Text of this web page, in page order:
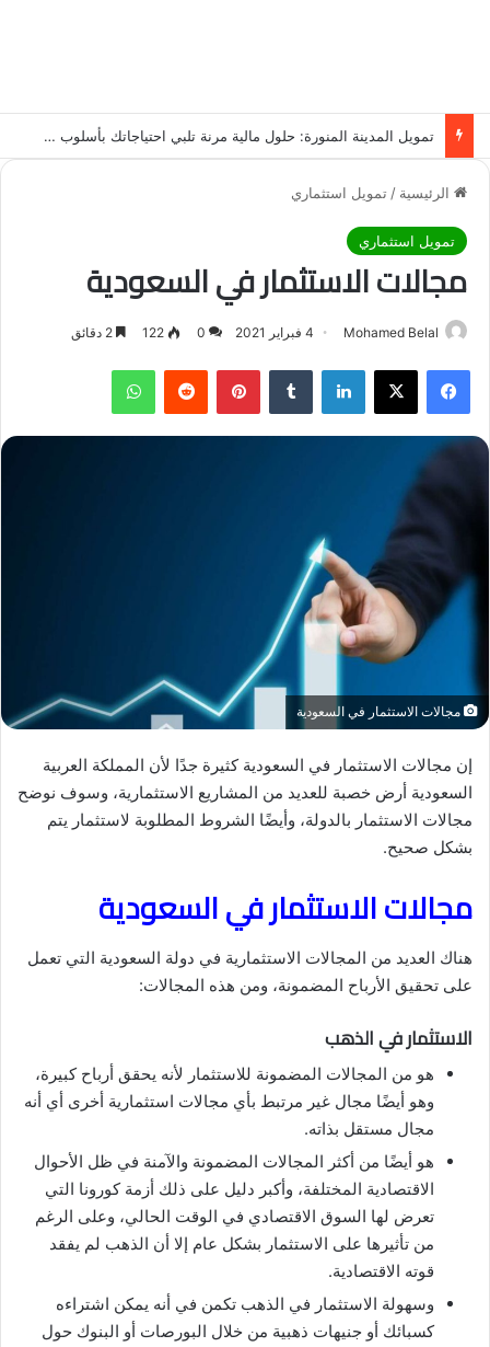
تمويل المدينة المنورة: حلول مالية مرنة تلبي احتياجاتك بأسلوب عصري وآمن
الرئيسية / تمويل استثماري
تمويل استثماري
مجالات الاستثمار في السعودية
Mohamed Belal 4 فبراير 2021 0
122
فيسبوك لينكدإن بينتيريست
مجالات الاستثمار في السعودية
إن مجالات الاستثمار في السعودية كثيرة جدًا لأن المملكة العربية
السعودية أرض خصبة للعديد من المشاريع الاستثمارية، وسوف نوضح
مجالات الاستثمار بالدولة، وأيضًا الشروط المطلوبة لاستثمار يتم
بشكل صحيح.
مجالات الاستثمار في السعودية
هناك العديد من المجالات الاستثمارية في دولة السعودية التي تعمل
على تحقيق الأرباح المضمونة، ومن هذه المجالات:
الاستثمار في الذهب
هو من المجالات المضمونة للاستثمار لأنه يحقق أرباح كبيرة،
وهو أيضًا مجال غير مرتبط بأي مجالات استثمارية أخرى أي أنه
مجال مستقل بذاته.
هو أيضًا من أكثر المجالات المضمونة والآمنة في ظل الأحوال
الاقتصادية المختلفة، وأكبر دليل على ذلك أزمة كورونا التي
تعرض لها السوق الاقتصادي في الوقت الحالي، وعلى الرغم
من تأثيرها على الاستثمار بشكل عام إلا أن الذهب لم يفقد
قوته الاقتصادية.
وسهولة الاستثمار في الذهب تكمن في أنه يمكن اشتراءه
كسبائك أو جنيهات ذهبية من خلال البورصات أو البنوك حول